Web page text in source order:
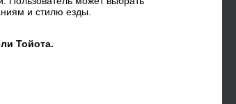
и стилю езды.
Тойота.